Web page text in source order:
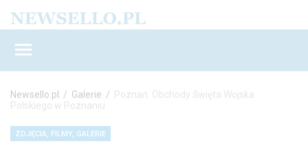
Newsello.pl / Galerie / Poznań: Obchody Święta Wojska
Polskiego w Poznaniu
ZDJĘCIA, FILMY, GALERIE